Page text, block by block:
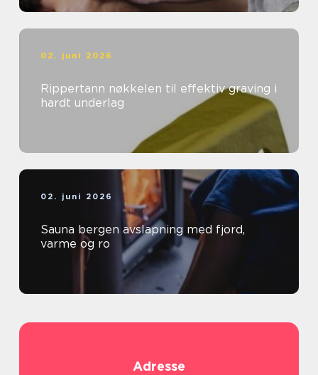
02. juni 2026
Rippertann nøkkelen til effektiv graving i
hardt underlag
02. juni 2026
Sauna bergen avslapning med fjord,
varme og ro
Adresse